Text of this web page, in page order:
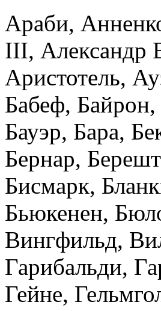
Араби,
III, Александр
Аристотель,
Бабеф, Байрон,
Бауэр, Бара,
Бернар,
Бисмарк,
Бьюкенен,
Вингфильд,
Гарибальди,
Гейне,